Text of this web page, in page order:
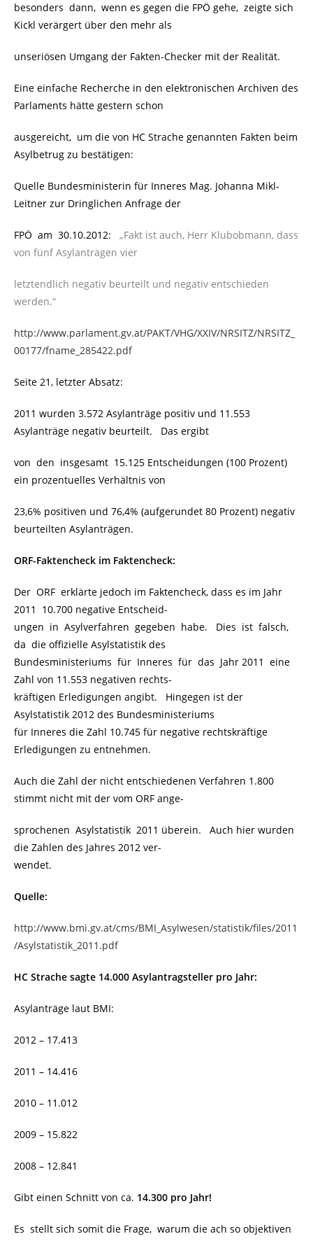
besonders dann, wenn es gegen die FPÖ gehe, zeigte sich
Kickl verärgert über den mehr als
unseriösen Umgang der Fakten-Checker mit der Realität.
Eine einfache Recherche in den elektronischen Archiven des
Parlaments hätte gestern schon
ausgereicht, um die von HC Strache genannten Fakten beim
Asylbetrug zu bestätigen:
Quelle Bundesministerin für Inneres Mag. Johanna Mikl-
Leitner zur Dringlichen Anfrage der
FPÖ am 30.10.2012: „Fakt ist auch, Herr Klubobmann, dass
von fünf Asylanträgen vier
letztendlich negativ beurteilt und negativ entschieden
werden.“
http://www.parlament.gv.at/PAKT/VHG/XXIV/NRSITZ/NRSITZ_
00177/fname_285422.pdf
Seite 21, letzter Absatz:
2011 wurden 3.572 Asylanträge positiv und 11.553
Asylanträge negativ beurteilt. Das ergibt
von den insgesamt 15.125 Entscheidungen (100 Prozent)
ein prozentuelles Verhältnis von
23,6% positiven und 76,4% (aufgerundet 80 Prozent) negativ
beurteilten Asylanträgen.
ORF-Faktencheck im Faktencheck:
Der ORF erklärte jedoch im Faktencheck, dass es im Jahr
2011 10.700 negative Entscheid-
ungen in Asylverfahren gegeben habe. Dies ist falsch,
da die offizielle Asylstatistik des
Bundesministeriums für Inneres für das Jahr 2011 eine
Zahl von 11.553 negativen rechts-
kräftigen Erledigungen angibt. Hingegen ist der
Asylstatistik 2012 des Bundesministeriums
für Inneres die Zahl 10.745 für negative rechtskräftige
Erledigungen zu entnehmen.
Auch die Zahl der nicht entschiedenen Verfahren 1.800
stimmt nicht mit der vom ORF ange-
sprochenen Asylstatistik 2011 überein. Auch hier wurden
die Zahlen des Jahres 2012 ver-
wendet.
Quelle:
http://www.bmi.gv.at/cms/BMI_Asylwesen/statistik/files/2011
/Asylstatistik_2011.pdf
HC Strache sagte 14.000 Asylantragsteller pro Jahr:
Asylanträge laut BMI:
2012 – 17.413
2011 – 14.416
2010 – 11.012
2009 – 15.822
2008 – 12.841
Gibt einen Schnitt von ca. 14.300 pro Jahr!
Es stellt sich somit die Frage, warum die ach so objektiven